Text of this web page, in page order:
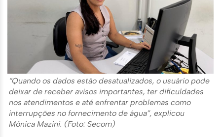
“Quando os dados estão desatualizados, o usuário pode
deixar de receber avisos importantes, ter dificuldades
nos atendimentos e até enfrentar problemas como
interrupções no fornecimento de água”, explicou
Mônica Mazini. (Foto: Secom)